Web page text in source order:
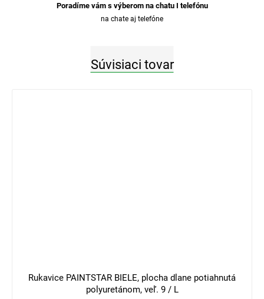
Poradíme vám s výberom na chatu I telefónu
na chate aj telefóne
Súvisiaci tovar
Rukavice PAINTSTAR BIELE, plocha dlane potiahnutá
polyuretánom, veľ. 9 / L